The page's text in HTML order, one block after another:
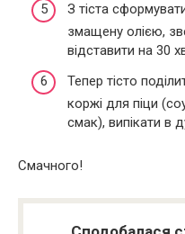
З тіста
змащену олією,
відставити на 30
Тепер тісто
коржі для піци
смак), випікати в
Смачного!